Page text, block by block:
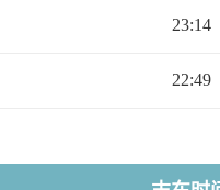
23:14
22:49